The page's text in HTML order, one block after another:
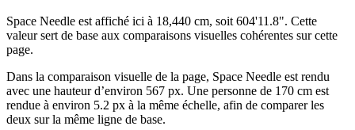
Space Needle est affiché ici à 18,440 cm, soit604'11.8". Cette
valeur sert de base aux comparaisons visuelles cohérentes sur cette
page.
Dans la comparaison visuelle de la page, Space Needle est rendu
avec une hauteur d’environ 567 px. Une personne de 170 cm est
rendue à environ 5.2 px à la même échelle, afin de comparer les
deux sur la même ligne de base.